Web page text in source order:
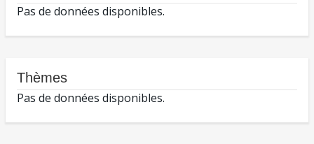
Pas de données disponibles.
Thèmes
Pas de données disponibles.